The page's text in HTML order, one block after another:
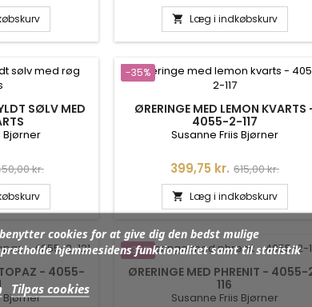
 Læg i indkøbskurv
SØLV MED
Bjørner
kr.
-35%
ØRERINGE MED LEMON KVARTS
4055-2-117
Susanne Friis Bjørner
Pris
399,75 kr. Normalpris
615,00 kr.
 Læg i indkøbskurv
TOPAZ - 4055-
Bjørner
-35%
ØRERINGE MED PHRENIT -
116
Susanne Friis Bjørner
cookies for at give dig den bedst mulige
hjemmesidens funktionalitet samt til statistik
Tilpas cookies